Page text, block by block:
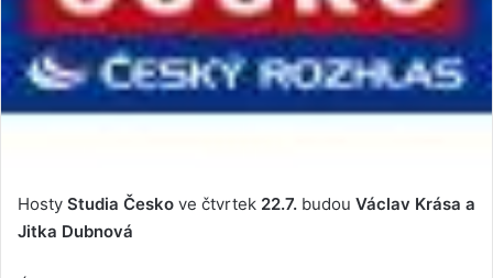
Hosty Studia Česko ve čtvrtek 22.7. budou Václav Krása a
Jitka Dubnová